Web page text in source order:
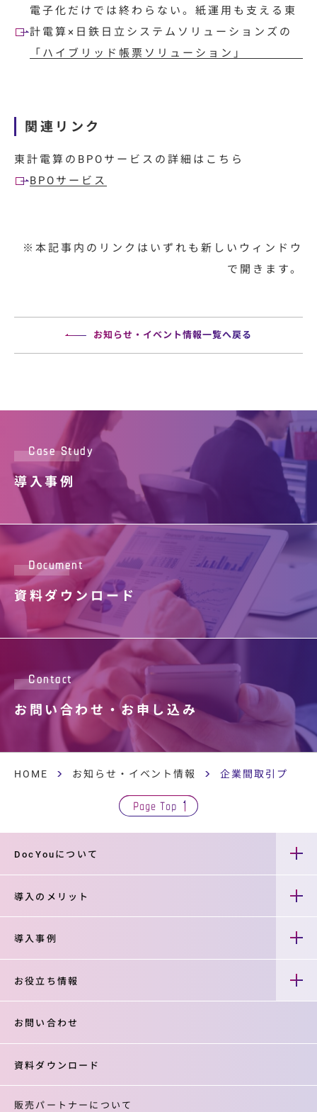
電子化だけでは終わらない。紙運用も支える東
計電算×日鉄日立システムソリューションズの
「ハイブリッド帳票ソリューション」
関連リンク
東計電算のBPOサービス の詳細はこちら
BPOサービス
※本記事内のリンクはいずれも新しいウィンドウ
で開きます。
お知らせ・イベント情報一覧へ戻る
Case Study
導入事例
Document
資料ダウンロード
Contact
お問い合わせ・お申し込み
HOME お知らせ・イベント情報 企業間取引プラッ
Page Top
DocYouについて
導入のメリット
導入事例
お役立ち情報
お問い合わせ
資料ダウンロード
販売パートナーについて